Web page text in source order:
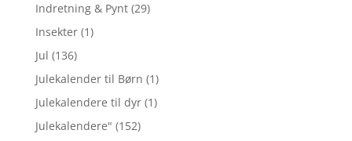
Indretning & Pynt (29)
Insekter (1)
Jul (136)
Julekalender til Børn (1)
Julekalendere til dyr (1)
Julekalendere" (152)